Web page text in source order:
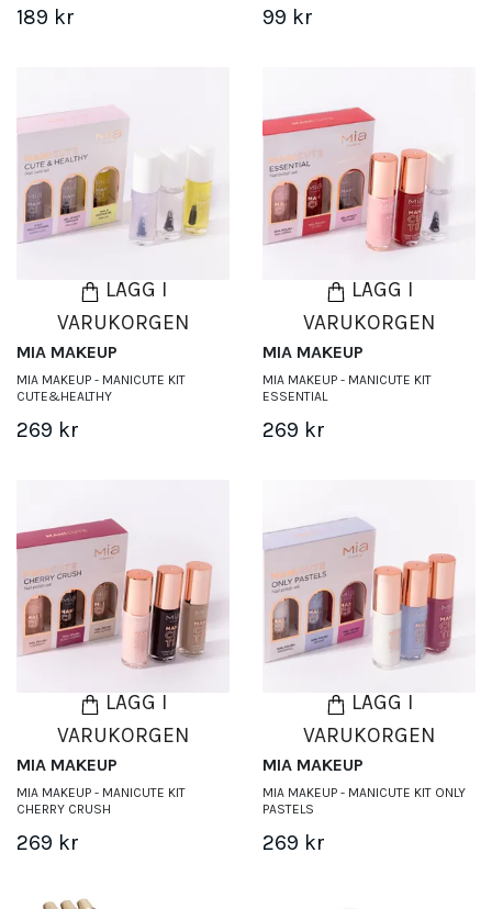
189 kr 99 kr
LÄGG I
VARUKORGEN
MIA MAKEUP
MIA MAKEUP - MANICUTE KIT
CUTE&HEALTHY
269 kr
LÄGG I
VARUKORGEN
MIA MAKEUP
MIA MAKEUP - MANICUTE KIT
ESSENTIAL
269 kr
LÄGG I
VARUKORGEN
MIA MAKEUP
MIA MAKEUP - MANICUTE KIT
CHERRY CRUSH
269 kr
LÄGG I
VARUKORGEN
MIA MAKEUP
MIA MAKEUP - MANICUTE KIT ONLY
PASTELS
269 kr